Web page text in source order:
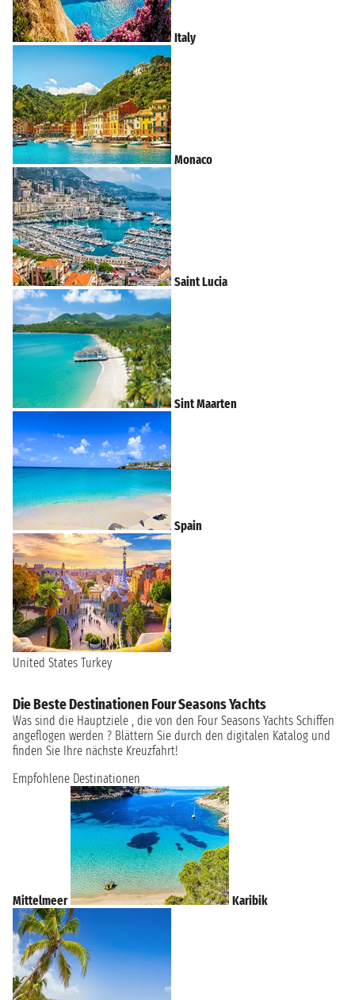
Italy
Monaco
Saint Lucia
Sint Maarten
Spain
United States Turkey
Die Beste Destinationen Four Seasons Yachts
Was sind die Hauptziele , die von den Four Seasons Yachts Schiffen
angeflogen werden ? Blättern Sie durch den digitalen Katalog und
finden Sie Ihre nächste Kreuzfahrt!
Empfohlene Destinationen
Mittelmeer Karibik